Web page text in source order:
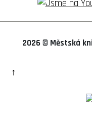
2026 © Městská
↑